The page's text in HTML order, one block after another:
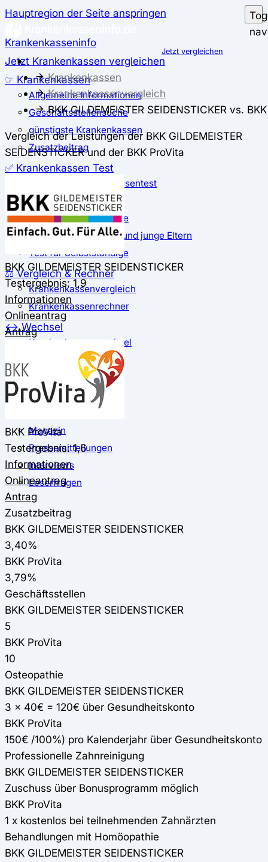
Hauptregion der Seite anspringen
Krankenkasseninfo
Jetzt Krankenkassen vergleichen
☞ Krankenkassen
Allgemeine Informationen
Geschäftsstellensuche
günstigste Krankenkassen
Zusatzbeitrag
✅ Krankenkassen Test
Der große Krankenkassentest
Test für Studierende
Test für Auszubildende
Test für Schwangere und junge Eltern
Test für Selbstständige
⚖️ Vergleich & Rechner
Krankenkassenvergleich
Krankenkassenrechner
↔ Wechsel
Krankenkassenwechsel
Musterkündigung
ℹ Ratgeber
Magazin
Pressemitteilungen
Interviews
Leserfragen
Jetzt vergleichen
Krankenkassen
Krankenkassenvergleich
BKK GILDEMEISTER SEIDENSTICKER vs.
Vergleich der Leistungen der BKK GILDEMEISTER
SEIDENSTICKER und der BKK ProVita
BKK GILDEMEISTER SEIDENSTICKER
Testergebnis: 1,9
Informationen
Onlineantrag
Antrag
BKK ProVita
Testergebnis: 1,6
Informationen
Onlineantrag
Antrag
Zusatzbeitrag
BKK GILDEMEISTER SEIDENSTICKER
3,40%
BKK ProVita
3,79%
Geschäftsstellen
BKK GILDEMEISTER SEIDENSTICKER
5
BKK ProVita
10
Osteopathie
BKK GILDEMEISTER SEIDENSTICKER
3 x 40€ = 120€ über Gesundheitskonto
BKK ProVita
150€ /100%) pro Kalenderjahr über Gesundheitskonto
Professionelle Zahnreinigung
BKK GILDEMEISTER SEIDENSTICKER
Zuschuss über Bonusprogramm möglich
BKK ProVita
1 x kostenlos bei teilnehmenden Zahnärzten
Behandlungen mit Homöopathie
BKK GILDEMEISTER SEIDENSTICKER